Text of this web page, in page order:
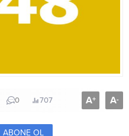
0 707 A+ A-
ABONE OL